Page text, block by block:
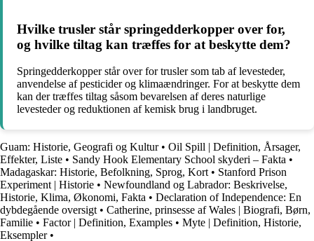
Hvilke trusler står springedderkopper over for,
og hvilke tiltag kan træffes for at beskytte dem?
Springedderkopper står over for trusler som tab af levesteder,
anvendelse af pesticider og klimaændringer. For at beskytte dem
kan der træffes tiltag såsom bevarelsen af deres naturlige
levesteder og reduktionen af kemisk brug i landbruget.
Guam: Historie, Geografi og Kultur• Oil Spill | Definition, Årsager,
Effekter, Liste • Sandy Hook Elementary School skyderi – Fakta •
Madagaskar: Historie, Befolkning, Sprog, Kort • Stanford Prison
Experiment | Historie • Newfoundland og Labrador: Beskrivelse,
Historie, Klima, Økonomi, Fakta • Declaration of Independence: En
dybdegående oversigt • Catherine, prinsesse af Wales | Biografi, Børn,
Familie • Factor | Definition, Examples • Myte | Definition, Historie,
Eksempler•